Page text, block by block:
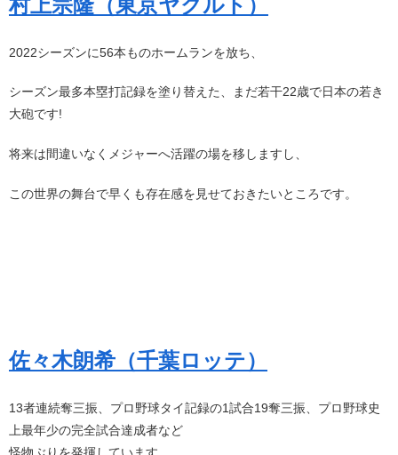
村上宗隆（東京ヤクルト）
2022シーズンに56本ものホームランを放ち、
シーズン最多本塁打記録を塗り替えた、まだ若干22歳で日本の若き
大砲です!
将来は間違いなくメジャーへ活躍の場を移しますし、
この世界の舞台で早くも存在感を見せておきたいところです。
佐々木朗希（千葉ロッテ）
13者連続奪三振、プロ野球タイ記録の1試合19奪三振、プロ野球史
上最年少の完全試合達成者など
怪物ぶりを発揮しています